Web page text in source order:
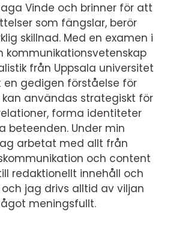
Vinde och brinner för att
som fängslar, berör
skillnad. Med en examen i
kommunikationsvetenskap
från Uppsala universitet
gedigen förståelse för
kan användas strategiskt för
forma identiteter
beteenden. Under min
arbetat med allt från
och content
redaktionellt innehåll och
jag drivs alltid av viljan
meningsfullt.